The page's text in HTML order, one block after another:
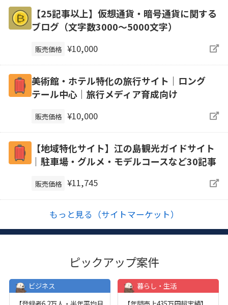
【25記事以上】仮想通貨・暗号通貨に関する
ブログ（文字数3000～5000文字）
販売価格 ¥10,000
美術館・ホテル特化の旅行サイト｜ロング
テール中心｜旅行メディア育成向け
販売価格 ¥10,000
【地域特化サイト】江の島観光ガイドサイト
｜駐車場・グルメ・モデルコースなど30記事
販売価格 ¥11,745
もっと見る（サイトマーケット）
ピックアップ案件
ビジネス
暮らし・生活